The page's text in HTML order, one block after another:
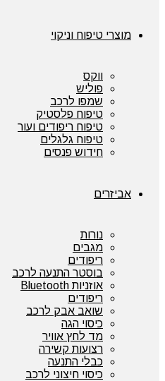
מוצרי טיפוח וניקוי
ווקס
פוליש
שמפו לרכב
טיפוח פלסטיק
טיפוח ריפודים ועור
טיפוח גלגלים
חידוש פנסים
אביזרים
נורות
מגבים
ריפודים
בוסטר התנעה לרכב
אוזניות Bluetooth
ריפודים
שואב אבק לרכב
כיסוי הגה
מד לחץ אוויר
רצועות קשירה
כבלי התנעה
כיסוי חיצוני לרכב